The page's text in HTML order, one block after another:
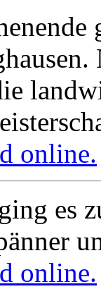
online.
es
online.